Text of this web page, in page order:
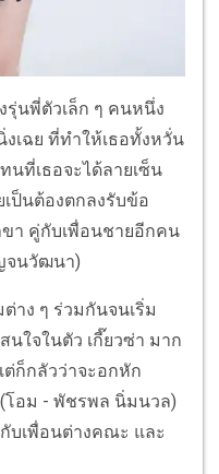
รุ่นพี่ตัวเล็ก ๆ คนหนึ่ง
เฉย ที่ทำให้เธอทั้งหวั่น
นที่เธอจะได้ลายเซ็น
เป็นต้องตกลงรับข้อ
ขา คู่กับเพื่อนชายอีกคน
จนวัฒนา)
าง ๆ ร่วมกันจนเริ่ม
ใจในตัว เกี๊ยวซ่า มาก
ต่ก็กลัวว่าจะอกหัก
(โอม - พัชรพล นิ่มนวล)
บเพื่อนต่างคณะ และ